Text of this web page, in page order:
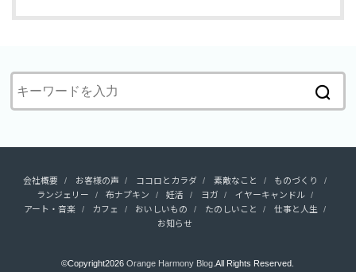
会社概要 お客様の声 ココロとカラダ 素敵なこと
ものづくり
ランジェリー
布ナプキン 妊活 ヨガ
イヤーキャンドル
アート・音楽
カフェ おいしいもの たのしいこと
仕事と人生
お知らせ
©Copyright2026Orange Harmony Blog .All Rights Reserved.